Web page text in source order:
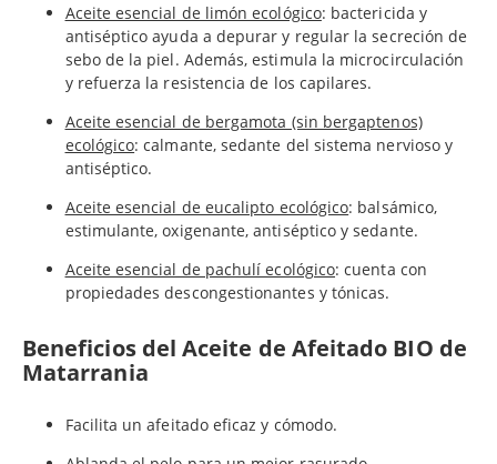
Aceite esencial de limón ecológico: bactericida y
antiséptico ayuda a depurar y regular la secreción de
sebo de la piel. Además, estimula la microcirculación
y refuerza la resistencia de los capilares.
Aceite esencial de bergamota (sin bergaptenos)
ecológico: calmante, sedante del sistema nervioso y
antiséptico.
Aceite esencial de eucalipto ecológico: balsámico,
estimulante, oxigenante, antiséptico y sedante.
Aceite esencial de pachulí ecológico: cuenta con
propiedades descongestionantes y tónicas.
Beneficios del Aceite de Afeitado BIO de
Matarrania
Facilita un afeitado eficaz y cómodo.